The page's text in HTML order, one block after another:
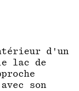
d'un
lac de
son